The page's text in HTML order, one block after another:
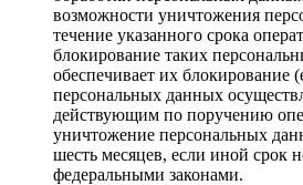
возможности уничтожения
течение указанного срока
блокирование таких
обеспечивает их блокирование
персональных данных
действующим по поручению
уничтожение персональных
шесть месяцев, если иной срок
федеральными законами.